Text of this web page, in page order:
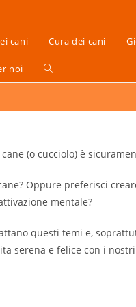
cani Cura dei cani
noi
(o cucciolo) è
Oppure preferisci
mentale?
questi temi e,
serena e felice con i